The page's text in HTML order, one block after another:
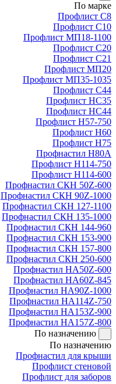
По марке
Профлист С8
Профлист С10
Профлист МП18-1100
Профлист С20
Профлист С21
Профлист МП20
Профлист МП35-1035
Профлист С44
Профлист НС35
Профлист НС44
Профлист Н57-750
Профлист Н60
Профлист Н75
Профнастил Н80А
Профлист Н114-750
Профлист Н114-600
Профнастил СКН 50Z-600
Профнастил СКН 90Z-1000
Профнастил СКН 127-1100
Профнастил СКН 135-1000
Профнастил СКН 144-960
Профнастил СКН 153-900
Профнастил СКН 157-800
Профнастил СКН 250-600
Профнастил НА50Z-600
Профнастил НА60Z-845
Профнастил НА90Z-1000
Профнастил НА114Z-750
Профнастил НА153Z-900
Профнастил НА157Z-800
По назначению
По назначению
Профнастил для крыши
Профлист стеновой
Профлист для заборов